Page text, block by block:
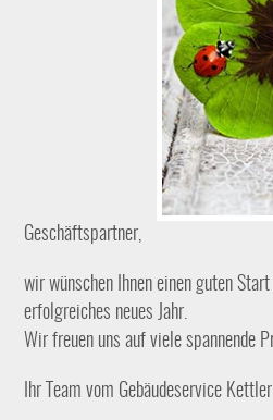
Geschäftspartner,
wir wünschen Ihnen einen guten
erfolgreiches neues Jahr.
Wir freuen uns auf viele spannende
Ihr Team vom Gebäudeservice Kettler